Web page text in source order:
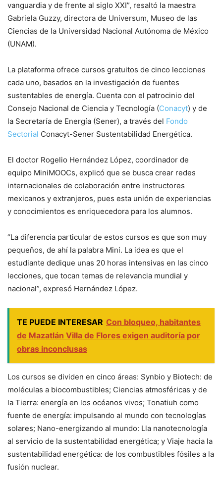
vanguardia y de frente al siglo XXI”, resaltó la maestra
Gabriela Guzzy, directora de Universum, Museo de las
Ciencias de la Universidad Nacional Autónoma de México
(UNAM).
La plataforma ofrece cursos gratuitos de cinco lecciones
cada uno, basados en la investigación de fuentes
sustentables de energía. Cuenta con el patrocinio del
Consejo Nacional de Ciencia y Tecnología (Conacyt) y de
la Secretaría de Energía (Sener), a través del Fondo
Sectorial Conacyt-Sener Sustentabilidad Energética.
El doctor Rogelio Hernández López, coordinador de
equipo MiniMOOCs, explicó que se busca crear redes
internacionales de colaboración entre instructores
mexicanos y extranjeros, pues esta unión de experiencias
y conocimientos es enriquecedora para los alumnos.
“La diferencia particular de estos cursos es que son muy
pequeños, de ahí la palabra Mini. La idea es que el
estudiante dedique unas 20 horas intensivas en las cinco
lecciones, que tocan temas de relevancia mundial y
nacional”, expresó Hernández López.
TE PUEDE INTERESAR Con bloqueo, habitantes
de Mazatlán Villa de Flores exigen auditoría por
obras inconclusas
Los cursos se dividen en cinco áreas: Synbio y Biotech: de
moléculas a biocombustibles; Ciencias atmosféricas y de
la Tierra: energía en los océanos vivos; Tonatiuh como
fuente de energía: impulsando al mundo con tecnologías
solares; Nano-energizando al mundo: Lla nanotecnología
al servicio de la sustentabilidad energética; y Viaje hacia la
sustentabilidad energética: de los combustibles fósiles a la
fusión nuclear.